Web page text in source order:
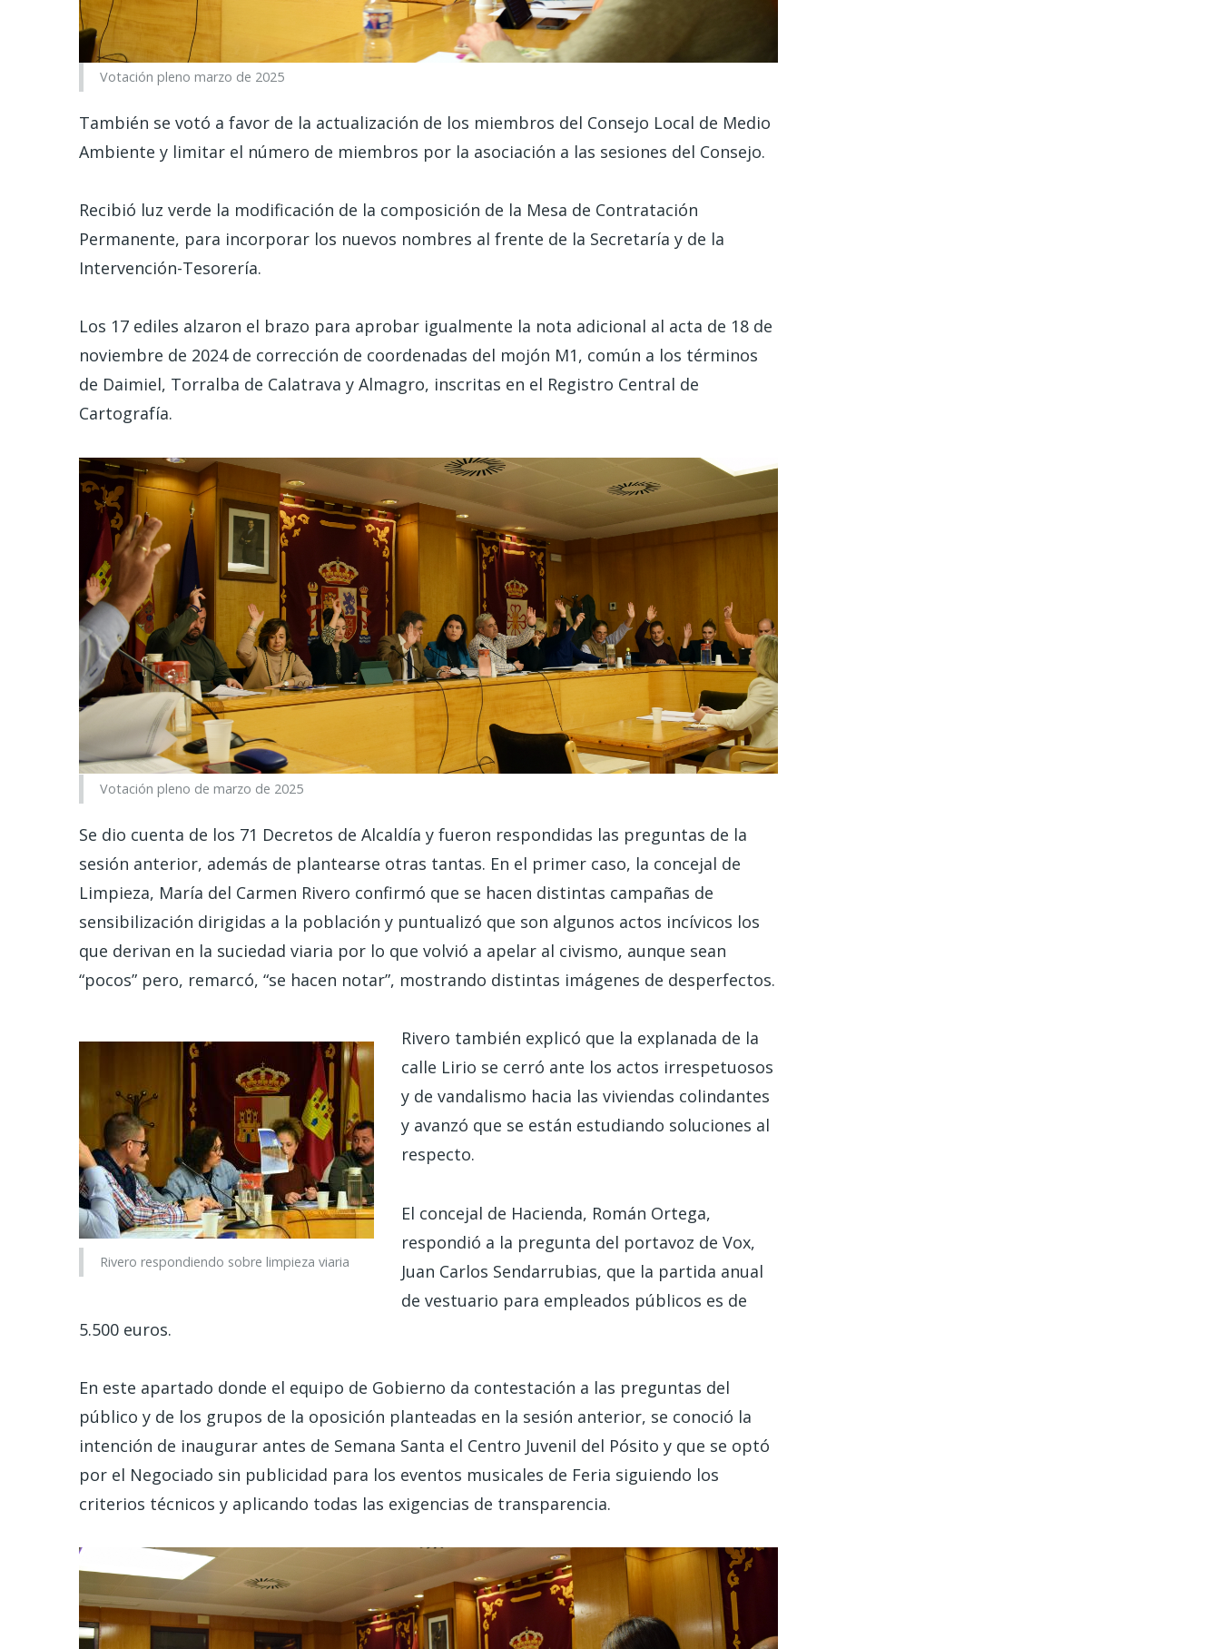
Votación pleno marzo de 2025
También se votó a favor de la actualización de los miembros del Consejo Local de Medio
Ambiente y limitar el número de miembros por la asociación a las sesiones del Consejo.
Recibió luz verde la modificación de la composición de la Mesa de Contratación
Permanente, para incorporar los nuevos nombres al frente de la Secretaría y de la
Intervención-Tesorería.
Los 17 ediles alzaron el brazo para aprobar igualmente la nota adicional al acta de 18 de
noviembre de 2024 de corrección de coordenadas del mojón M1, común a los términos
de Daimiel, Torralba de Calatrava y Almagro, inscritas en el Registro Central de
Cartografía.
Votación pleno de marzo de 2025
Se dio cuenta de los 71 Decretos de Alcaldía y fueron respondidas las preguntas de la
sesión anterior, además de plantearse otras tantas. En el primer caso, la concejal de
Limpieza, María del Carmen Rivero confirmó que se hacen distintas campañas de
sensibilización dirigidas a la población y puntualizó que son algunos actos incívicos los
que derivan en la suciedad viaria por lo que volvió a apelar al civismo, aunque sean
“pocos” pero, remarcó, “se hacen notar”, mostrando distintas imágenes de desperfectos.
Rivero respondiendo sobre limpieza viaria
Rivero también explicó que la explanada de la
calle Lirio se cerró ante los actos irrespetuosos
y de vandalismo hacia las viviendas colindantes
y avanzó que se están estudiando soluciones al
respecto.
El concejal de Hacienda, Román Ortega,
respondió a la pregunta del portavoz de Vox,
Juan Carlos Sendarrubias, que la partida anual
de vestuario para empleados públicos es de
5.500 euros.
En este apartado donde el equipo de Gobierno da contestación a las preguntas del
público y de los grupos de la oposición planteadas en la sesión anterior, se conoció la
intención de inaugurar antes de Semana Santa el Centro Juvenil del Pósito y que se optó
por el Negociado sin publicidad para los eventos musicales de Feria siguiendo los
criterios técnicos y aplicando todas las exigencias de transparencia.